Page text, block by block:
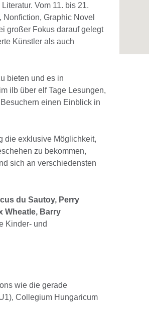
Vom 11. bis 21.
Graphic Novel
großer Fokus darauf gelegt
Künstler als auch
bieten und es in
ilb über elf Tage Lesungen,
einen Einblick in
die exklusive Möglichkeit,
zu bekommen,
sich an verschiedensten
du Sautoy, Perry
Wheatle, Barry
Kinder- und
wie die gerade
Collegium Hungaricum